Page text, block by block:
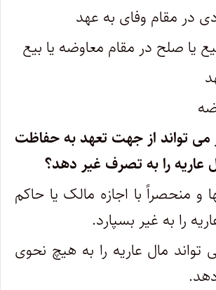
می تواند از جهت تعهد به حفاظت
عاریه را به تصرف غیر دهد؟
و منحصراً با اجازه مالک یا حاکم
را به غیر بسپارد.
تواند مال عاریه را به هیچ نحوی